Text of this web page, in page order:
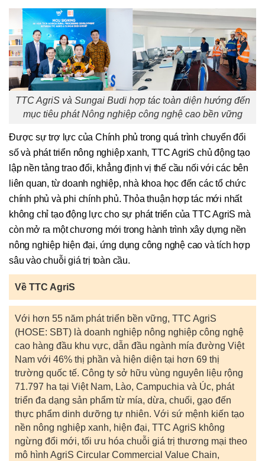
TTC AgriS và Sungai Budi hợp tác toàn diện hướng đến
mục tiêu phát Nông nghiệp công nghệ cao bền vững
Được sự trợ lực của Chính phủ trong quá trình chuyển đổi
số và phát triển nông nghiệp xanh, TTC AgriS chủ động tạo
lập nền tảng trao đổi, khẳng định vị thế cầu nối với các bên
liên quan, từ doanh nghiệp, nhà khoa học đến các tổ chức
chính phủ và phi chính phủ. Thỏa thuận hợp tác mới nhất
không chỉ tạo động lực cho sự phát triển của TTC AgriS mà
còn mở ra một chương mới trong hành trình xây dựng nền
nông nghiệp hiện đại, ứng dụng công nghệ cao và tích hợp
sâu vào chuỗi giá trị toàn cầu.
Về TTC AgriS
Với hơn 55 năm phát triển bền vững, TTC AgriS
(HOSE: SBT) là doanh nghiệp nông nghiệp công nghệ
cao hàng đầu khu vực, dẫn đầu ngành mía đường Việt
Nam với 46% thị phần và hiện diện tại hơn 69 thị
trường quốc tế. Công ty sở hữu vùng nguyên liệu rộng
71.797 ha tại Việt Nam, Lào, Campuchia và Úc, phát
triển đa dạng sản phẩm từ mía, dừa, chuối, gạo đến
thực phẩm dinh dưỡng tự nhiên. Với sứ mệnh kiến tạo
nền nông nghiệp xanh, hiện đại, TTC AgriS không
ngừng đổi mới, tối ưu hóa chuỗi giá trị thương mại theo
mô hình AgriS Circular Commercial Value Chain,